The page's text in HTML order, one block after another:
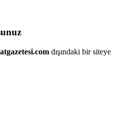
dışındaki bir siteye